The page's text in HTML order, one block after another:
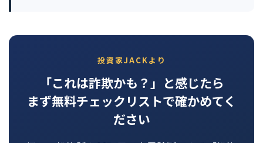
投資家JACKより
「これは詐欺かも？」と感じたら
まず無料チェックリストで確かめてく
ださい